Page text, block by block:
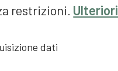
restrizioni.
dati